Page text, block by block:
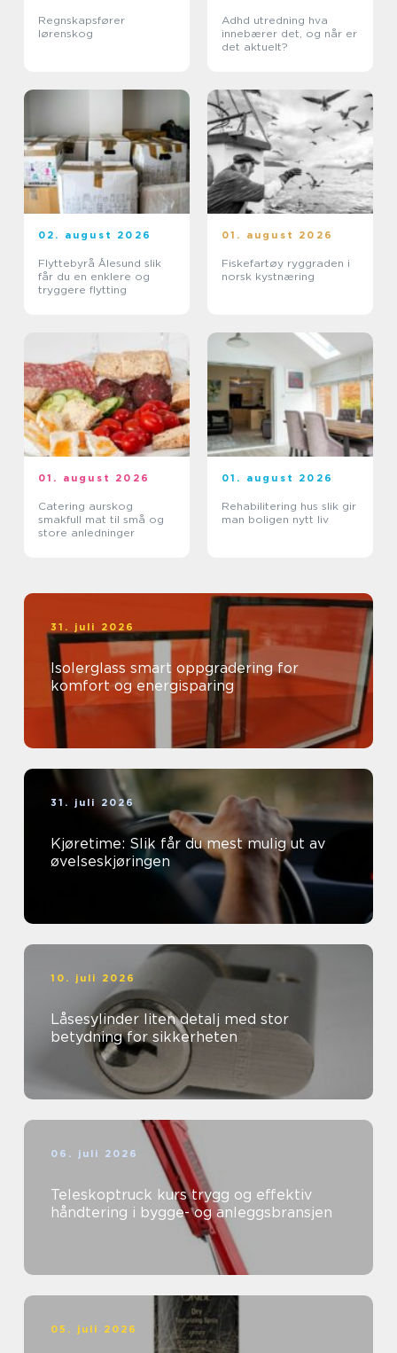
Regnskapsfører
lørenskog
Adhd utredning hva
innebærer det, og når er
det aktuelt?
02. august 2026
Flyttebyrå Ålesund slik
får du en enklere og
tryggere flytting
01. august 2026
Fiskefartøy ryggraden i
norsk kystnæring
01. august 2026
Catering aurskog
smakfull mat til små og
store anledninger
01. august 2026
Rehabilitering hus slik gir
man boligen nytt liv
31. juli 2026
Isolerglass smart oppgradering for
komfort og energisparing
31. juli 2026
Kjøretime: Slik får du mest mulig ut av
øvelseskjøringen
10. juli 2026
Låsesylinder liten detalj med stor
betydning for sikkerheten
06. juli 2026
Teleskoptruck kurs trygg og effektiv
håndtering i bygge- og anleggsbransjen
05. juli 2026